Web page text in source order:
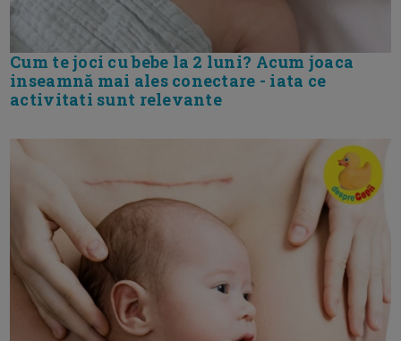
Cum te joci cu bebe la 2 luni? Acum joaca
inseamnă mai ales conectare - iata ce
activitati sunt relevante